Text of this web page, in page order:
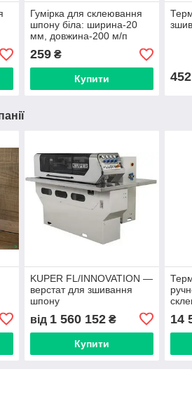
Гумірка для склеювання
шпону біла: ширина-20
мм, довжина-200 м/п
259₴
Купити 452
KUPER FL/INNOVATION —
верстат для зшивання
шпону
від 1 560 152₴
Купити
-
14